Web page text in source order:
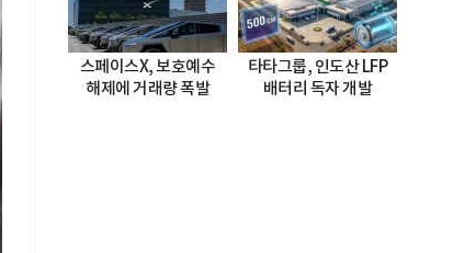
스페이스X, 보호예수
해제에 거래량 폭발
타타그룹, 인도산 LFP
배터리 독자 개발